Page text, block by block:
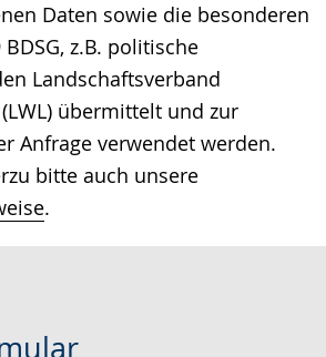
Daten sowie die besonderen
z.B. politische
Landschaftsverband
übermittelt und zur
Anfrage verwendet werden.
bitte auch unsere
.